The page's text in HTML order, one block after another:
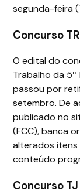
segunda-feira
Concurso
O edital do
Trabalho da
passou por
setembro. De
publicado no
(FCC), banca
alterados
conteúdo
Concurso